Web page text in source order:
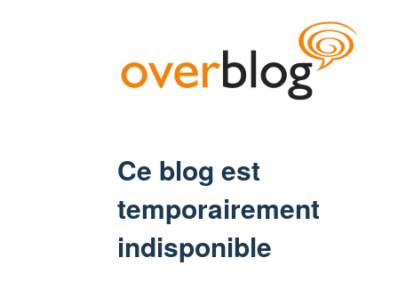
Ce blog est
temporairement
indisponible